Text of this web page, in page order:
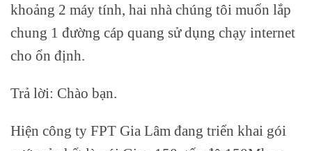
khoảng 2 máy tính, hai nhà chúng tôi muốn lắp
chung 1 đường cáp quang sử dụng chạy internet
cho ổn định.
Trả lời: Chào bạn.
Hiện công ty FPT Gia Lâm đang triển khai gói